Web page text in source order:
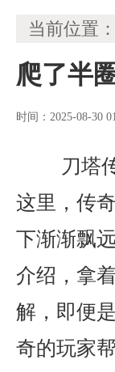
当前位置：
爬了半
时间：2025-08-30
刀塔
这里，传
下渐渐飘
介绍，拿
解，即便
奇的玩家